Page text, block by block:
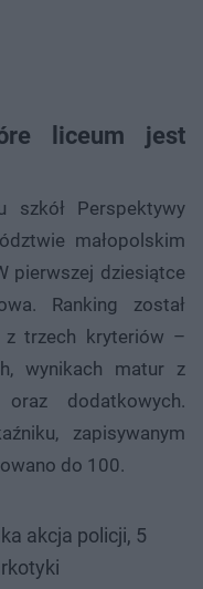
liceum jest
szkół Perspektywy
małopolskim
pierwszej dziesiątce
Ranking został
z trzech kryteriów –
wynikach matur z
dodatkowych.
zapisywanym
do 100.
akcja policji, 5